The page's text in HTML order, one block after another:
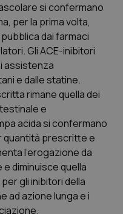
si confermano
per la prima volta,
dai farmaci
Gli ACE-inibitori
assistenza
e dalle statine.
rimane quella dei
e
acida si confermano
quantità prescritte e
l’erogazione da
diminuisce quella
gli inibitori della
ad azione lunga e i